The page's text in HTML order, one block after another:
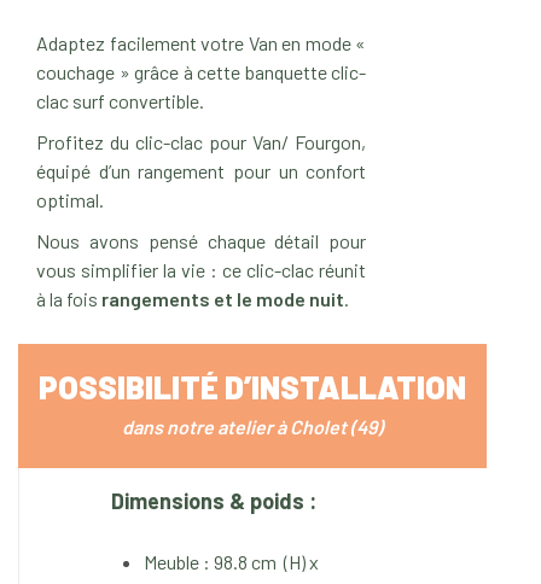
Adaptez facilement votre Van en mode «
couchage » grâce à cette banquette clic-
clac surf convertible.
Profitez du clic-clac pour Van/ Fourgon,
équipé d’un rangement pour un confort
optimal.
Nous avons pensé chaque détail pour
vous simplifier la vie : ce clic-clac réunit
à la fois rangements et le mode nuit.
POSSIBILITÉ D’INSTALLATION
dans notre atelier à Cholet (49)
Dimensions & poids :
Meuble : 98.8 cm (H) x